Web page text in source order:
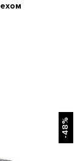
-48%